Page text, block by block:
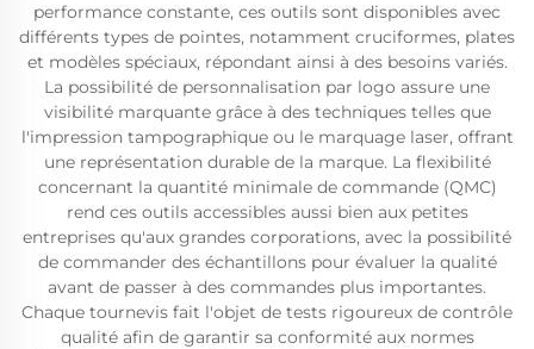
performance constante, ces outils sont disponibles avec
différents types de pointes, notamment cruciformes, plates
et modèles spéciaux, répondant ainsi à des besoins variés.
La possibilité de personnalisation par logo assure une
visibilité marquante grâce à des techniques telles que
l'impression tampographique ou le marquage laser, offrant
une représentation durable de la marque. La flexibilité
concernant la quantité minimale de commande (QMC)
rend ces outils accessibles aussi bien aux petites
entreprises qu'aux grandes corporations, avec la possibilité
de commander des échantillons pour évaluer la qualité
avant de passer à des commandes plus importantes.
Chaque tournevis fait l'objet de tests rigoureux de contrôle
qualité afin de garantir sa conformité aux normes